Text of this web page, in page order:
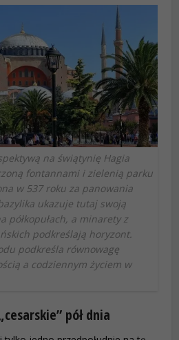
na świątynię Hagia
fontannami i zielenią parku
w 537 roku za panowania
ukazuje tutaj swoją
półkopułach, a minarety z
podkreślają horyzont.
podkreśla równowagę
a codziennym życiem w
pół dnia